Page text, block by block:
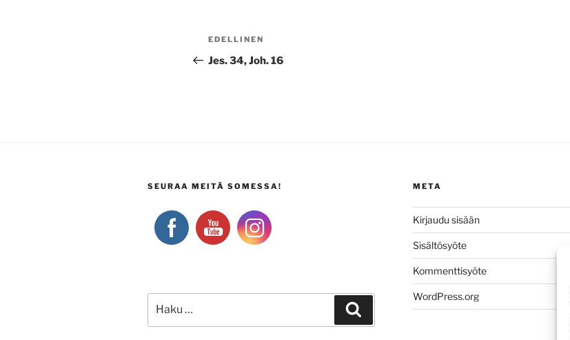
Artikkelien
selaus
Edellinen
artikkeli
EDELLINEN
Jes. 34, Joh. 16
SEURAA MEITÄ SOMESSA! META
Kirjaudu sisään
Sisältösyöte
Kommenttisyöte
WordPress.org